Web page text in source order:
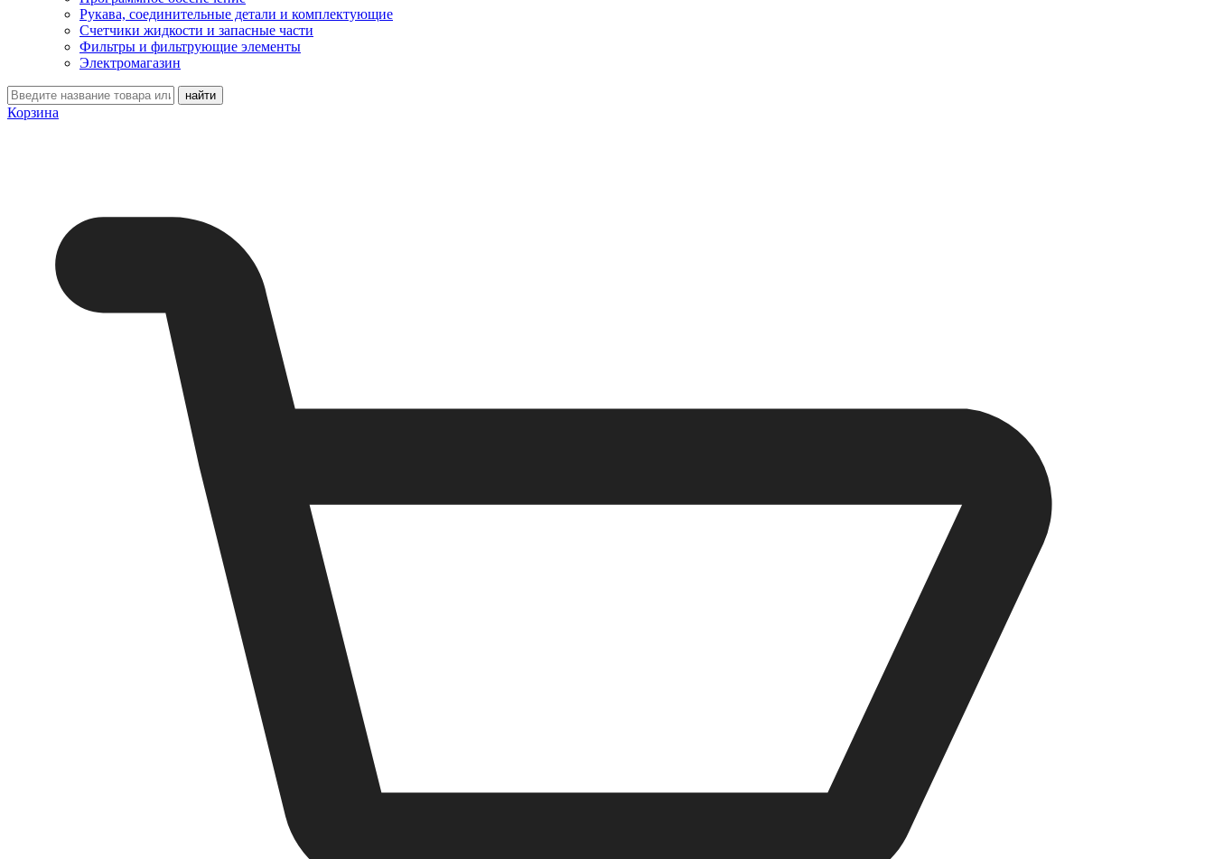
Рукава, соединительные детали и комплектующие
Счетчики жидкости и запасные части
Фильтры и фильтрующие элементы
Электромагазин
Корзина